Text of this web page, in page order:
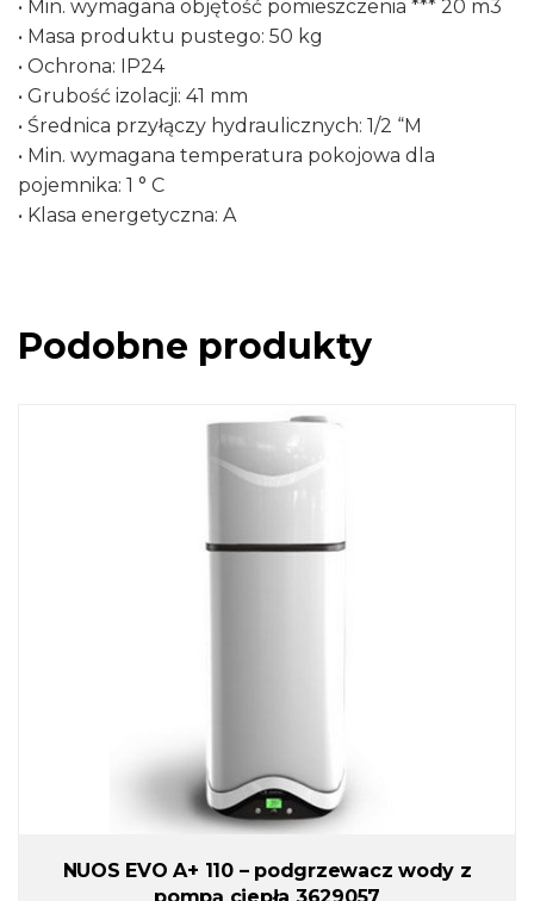
• Min. wymagana objętość pomieszczenia *** 20 m3
• Masa produktu pustego: 50 kg
• Ochrona: IP24
• Grubość izolacji: 41 mm
• Średnica przyłączy hydraulicznych: 1/2 “M
• Min. wymagana temperatura pokojowa dla
pojemnika: 1 ° C
• Klasa energetyczna: A
Podobne produkty
NUOS EVO A+ 110 – podgrzewacz wody z